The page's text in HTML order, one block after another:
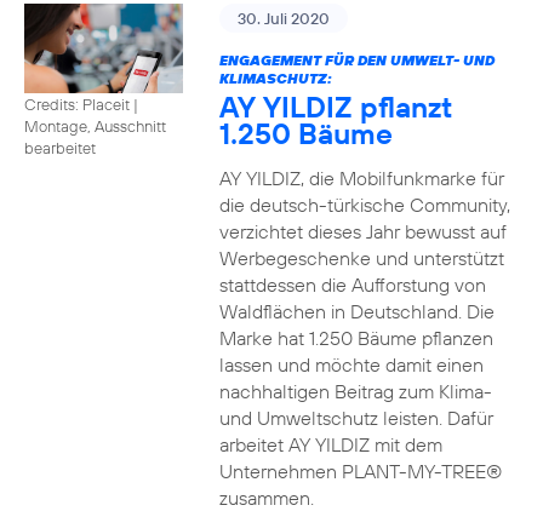
Credits: Placeit |
Montage, Ausschnitt
bearbeitet
30. Juli 2020
ENGAGEMENT FÜR DEN UMWELT- UND
KLIMASCHUTZ:
AY YILDIZ pflanzt
1.250 Bäume
AY YILDIZ, die Mobilfunkmarke für
die deutsch-türkische Community,
verzichtet dieses Jahr bewusst auf
Werbegeschenke und unterstützt
stattdessen die Aufforstung von
Waldflächen in Deutschland. Die
Marke hat 1.250 Bäume pflanzen
lassen und möchte damit einen
nachhaltigen Beitrag zum Klima-
und Umweltschutz leisten. Dafür
arbeitet AY YILDIZ mit dem
Unternehmen PLANT-MY-TREE®
zusammen.